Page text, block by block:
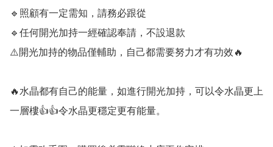
🔹️照顧有一定需知，請務必跟從
🔹️任何開光加持一經確認奉請，不設退款
⚠️開光加持的物品僅輔助，自己都需要努力才有功效🔥
🔥水晶都有自己的能量，如進行開光加持，可以令水晶更上
一層樓👍👍令水晶更穩定更有能量。